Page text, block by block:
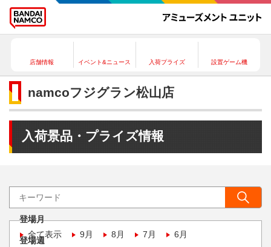
店舗情報 イベント&ニュース 入荷プライズ 設置ゲーム機
namcoフジグラン松山店
入荷景品・プライズ情報
登場月
全て表示
9月 8月 7月 6月
登場週